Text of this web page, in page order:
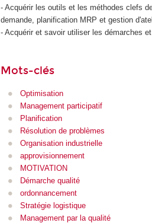
- Acquérir les outils et les méthodes clefs
demande, planification MRP et gestion
- Acquérir et savoir utiliser les démarches
Mots-clés
Optimisation
Management participatif
Planification
Résolution de problèmes
Organisation industrielle
approvisionnement
MOTIVATION
Démarche qualité
ordonnancement
Stratégie logistique
Management par la qualité